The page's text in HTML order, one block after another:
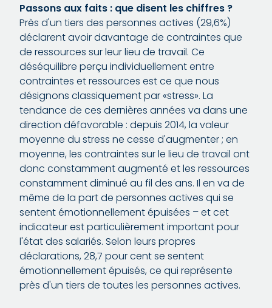
Passons aux faits : que disent les chiffres ?
Près d'un tiers des personnes actives (29,6%)
déclarent avoir davantage de contraintes que
de ressources sur leur lieu de travail. Ce
déséquilibre perçu individuellement entre
contraintes et ressources est ce que nous
désignons classiquement par «stress». La
tendance de ces dernières années va dans une
direction défavorable : depuis 2014, la valeur
moyenne du stress ne cesse d'augmenter ; en
moyenne, les contraintes sur le lieu de travail ont
donc constamment augmenté et les ressources
constamment diminué au fil des ans. Il en va de
même de la part de personnes actives qui se
sentent émotionnellement épuisées – et cet
indicateur est particulièrement important pour
l'état des salariés. Selon leurs propres
déclarations, 28,7 pour cent se sentent
émotionnellement épuisés, ce qui représente
près d'un tiers de toutes les personnes actives.